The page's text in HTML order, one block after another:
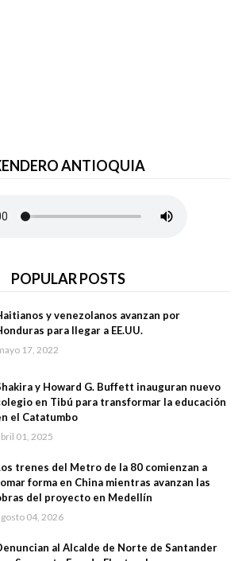
ANTIOQUIA
POPULAR POSTS
y venezolanos avanzan por
para llegar a EE.UU.
17, 2022
y Howard G. Buffett inauguran nuevo
en Tibú para transformar la educación
el Catatumbo
01, 2025
trenes del Metro de la 80 comienzan a
forma en China mientras avanzan las
del proyecto en Medellín
04, 2026
al Alcalde de Norte de Santander